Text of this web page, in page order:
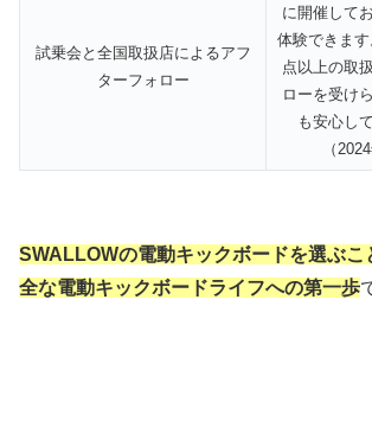
試乗会と全国取扱店によるアフ
ターフォロー
に開催して
体験できま
点以上の取
ローを受け
も安心し
（
SWALLOWの電動キックボードを選ぶこ
全な電動キックボードライフへの第一歩